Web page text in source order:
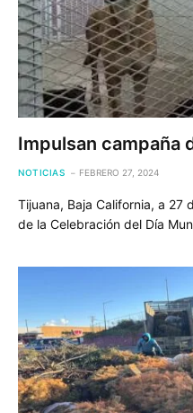
Impulsan campaña
NOTICIAS FEBRERO 27, 2024
Tijuana, Baja California, a 27
de la Celebración del Día